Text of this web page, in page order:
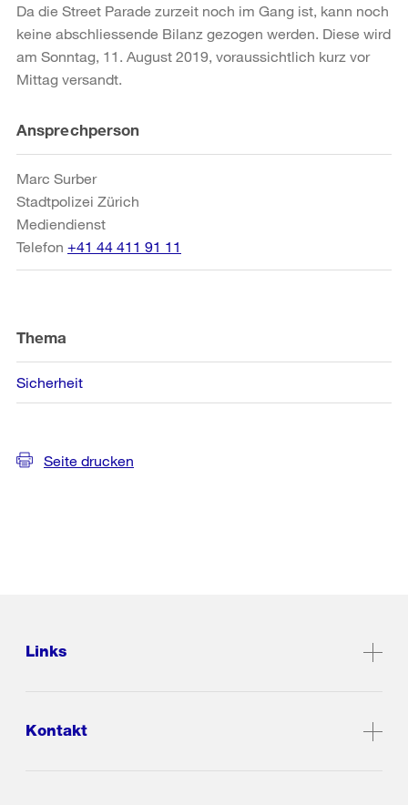
Da die Street Parade zurzeit noch im Gang ist, kann noch
keine abschliessende Bilanz gezogen werden. Diese wird
am Sonntag, 11. August 2019, voraussichtlich kurz vor
Mittag versandt.
Weitere
Informationen
Ansprechperson
Marc Surber
Stadtpolizei Zürich
Mediendienst
Telefon +41 44 411 91 11
Thema
Sicherheit
Seite drucken
Links
Kontakt